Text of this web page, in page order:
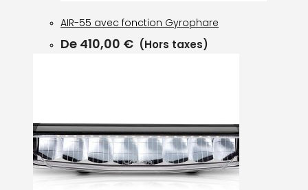
AIR-55 avec fonction Gyrophare
De 410,00 € (Hors taxes)